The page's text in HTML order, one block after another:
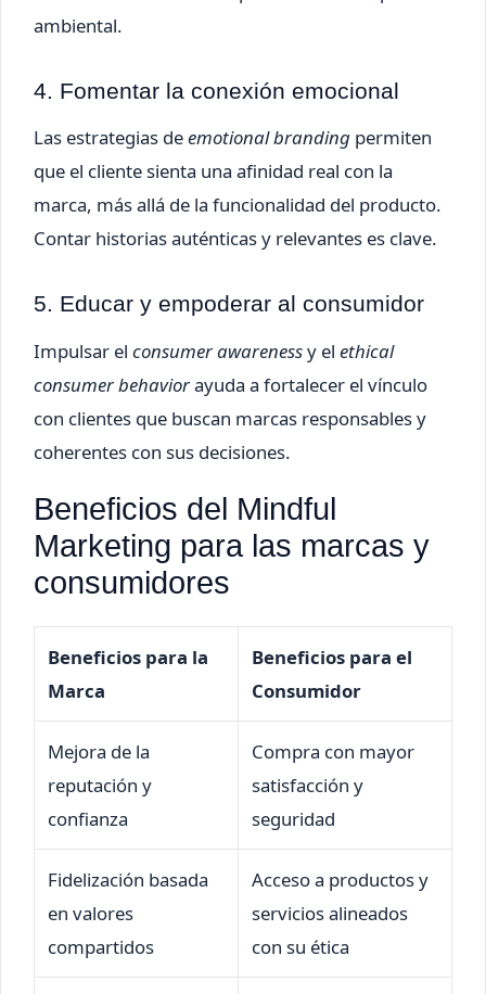
ambiental.
4. Fomentar la conexión emocional
Las estrategias deemotional branding permiten
que el cliente sienta una afinidad real con la
marca, más allá de la funcionalidad del producto.
Contar historias auténticas y relevantes es clave.
5. Educar y empoderar al consumidor
Impulsar el consumer awarenessy el ethical
consumer behaviorayuda a fortalecer el vínculo
con clientes que buscan marcas responsables y
coherentes con sus decisiones.
Beneficios del Mindful
Marketing para las marcas y
consumidores
Beneficios para la
Marca
Beneficios para el
Consumidor
Mejora de la
reputación y
confianza
Compra con mayor
satisfacción y
seguridad
Fidelización basada
en valores
compartidos
Acceso a productos y
servicios alineados
con su ética